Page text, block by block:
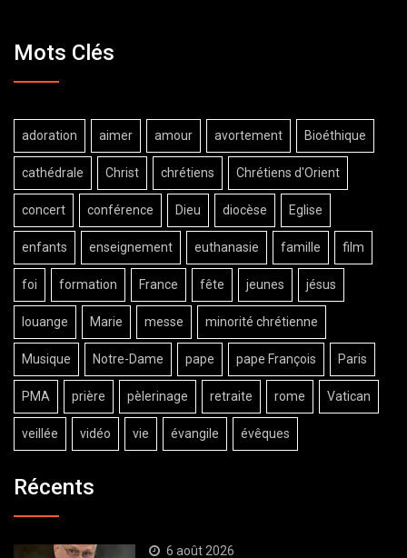
Mots Clés
adoration aimer amour avortement Bioéthique
cathédrale Christ chrétiens Chrétiens d'Orient
concert conférence Dieu diocèse Eglise
enfants enseignement euthanasie famille film
foi formation France fête jeunes jésus
louange Marie messe minorité chrétienne
Musique Notre-Dame pape pape François Paris
PMA prière pèlerinage retraite rome Vatican
veillée vidéo vie évangile évêques
Récents
6 août 2026